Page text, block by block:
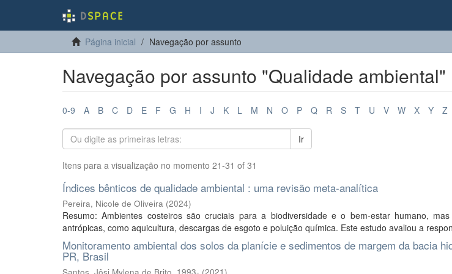
Página inicial Navegação por assunto
Navegação por assunto "Qualidade ambiental"
0-9 A B C D E F G H I J K L M N O P Q R S T U V W X Y Z
Ir
Itens para a visualização no momento 21-31 of 31
Índices bênticos de qualidade ambiental : uma revisão meta-analítica
Pereira, Nicole de Oliveira (2024)
Resumo: Ambientes costeiros são cruciais para a biodiversidade e o bem-estar humano,
antrópicas, como aquicultura, descargas de esgoto e poluição química. Este estudo avaliou a
Monitoramento ambiental dos solos da planície e sedimentos de margem da bacia
PR, Brasil